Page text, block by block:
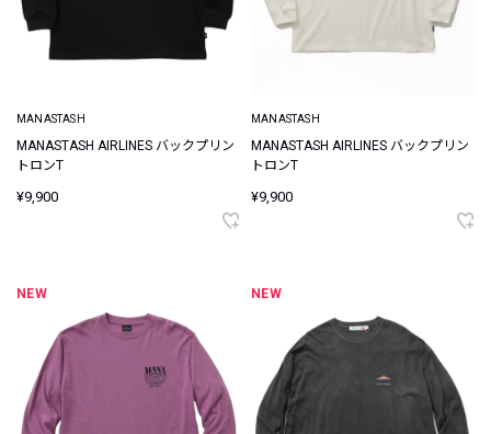
MANASTASH
MANASTASH AIRLINES バックプリン
トロンT
¥9,900
MANASTASH
MANASTASH AIRLINES バックプリン
トロンT
¥9,900
NEW NEW